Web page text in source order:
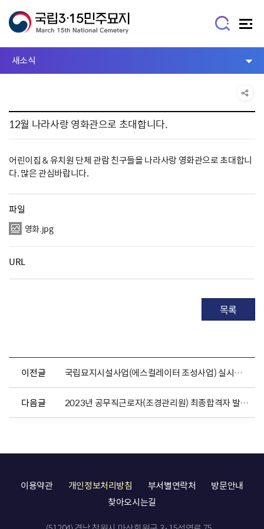
새소식
12월 나라사랑 영화관으로 초대합니다.
어린이집 & 유치원 단체 관람 친구들을 나라사랑 영화관으로 초대합니
다. 많은 관심바랍니다.
파일
영화.jpg
URL
목록
이전글 국립묘지시설사업(에스컬레이터 조성사업) 실시계획(변경)(안) 열람공고
다음글 2023년 공무직근로자(조경관리원) 최종합격자 발표 및 채용서류 제출 공고
이용약관 개인정보처리방침 부서별연락처
방문안내
찾아오시는길